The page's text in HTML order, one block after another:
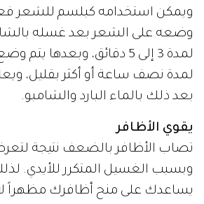
ويمكن استخدامه كبلسم للشعر
وضعه على الشعر بعد غسله
لمدة 3 إلى 5 دقائق، وبعدها
لمدة نصف ساعة أو أكثر بقليل،
بعد ذلك بالماء البارد والشامبو.
يقوي الأظافر
تصاب الأظافر بالضعف نتيجة
وبسبب الغسيل المتكرر للأيدي.
يساعدك على منح أظافرك مظهراً